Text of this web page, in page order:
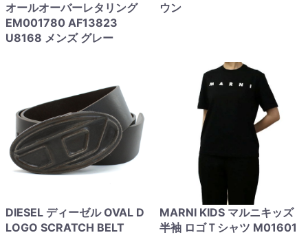
オールオーバーレタリング
EM001780 AF13823
U8168 メンズ グレー
ウン
DIESEL ディーゼル OVAL D
LOGO SCRATCH BELT
MARNI KIDS マルニキッズ
半袖 ロゴＴシャツ M01601